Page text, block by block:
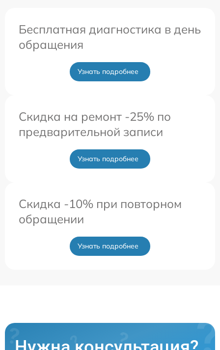
Бесплатная диагностика в день
обращения
Узнать подробнее
Скидка на ремонт -25% по
предварительной записи
Узнать подробнее
Скидка -10% при повторном
обращении
Узнать подробнее